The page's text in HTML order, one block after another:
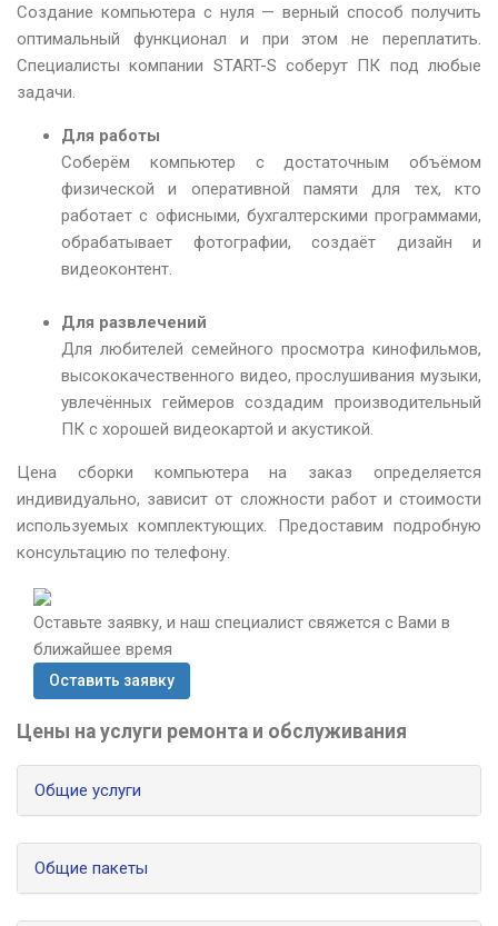
Создание компьютера с нуля — верный способ получить
оптимальный функционал и при этом не переплатить.
Специалисты компании START-S соберут ПК под любые
задачи.
Для работы
Соберём компьютер с достаточным объёмом
физической и оперативной памяти для тех, кто
работает с офисными, бухгалтерскими программами,
обрабатывает фотографии, создаёт дизайн и
видеоконтент.
Для развлечений
Для любителей семейного просмотра кинофильмов,
высококачественного видео, прослушивания музыки,
увлечённых геймеров создадим производительный
ПК с хорошей видеокартой и акустикой.
Цена сборки компьютера на заказ определяется
индивидуально, зависит от сложности работ и стоимости
используемых комплектующих. Предоставим подробную
консультацию по телефону.
Оставьте заявку, и наш специалист свяжется с Вами в
ближайшее время
Оставить заявку
Цены на услуги ремонта и обслуживания
Общие услуги
Общие пакеты